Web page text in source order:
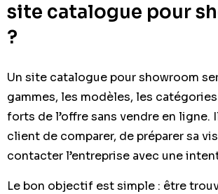
site catalogue pour
?
Un site catalogue pour showroom
gammes, les modèles, les
forts de l’offre sans vendre en ligne.
client de comparer, de préparer sa
contacter l’entreprise avec une
Le bon objectif est simple : être